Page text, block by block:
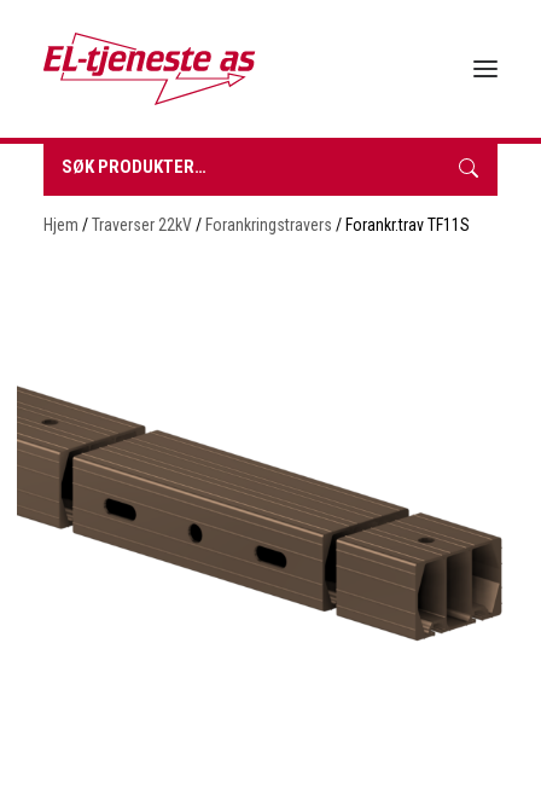
HJEM
BÆREKRAFT
NYHETER
KONTAKT
INNKJØPSLISTE
0 items in quote
Søk
Hjem /Traverser 22kV/ Forankringstravers / Forankr.trav TF11S